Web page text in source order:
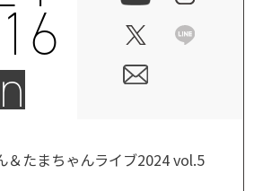
＆たまちゃんライブ2024 vol.5